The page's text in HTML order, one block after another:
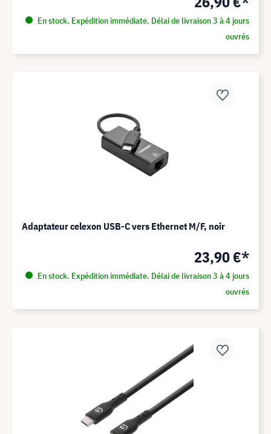
En stock. Expédition immédiate. Délai de livraison 3 à 4 jours
ouvrés
Adaptateur celexon USB-C vers Ethernet M/F, noir
23,90 €*
En stock. Expédition immédiate. Délai de livraison 3 à 4 jours
ouvrés